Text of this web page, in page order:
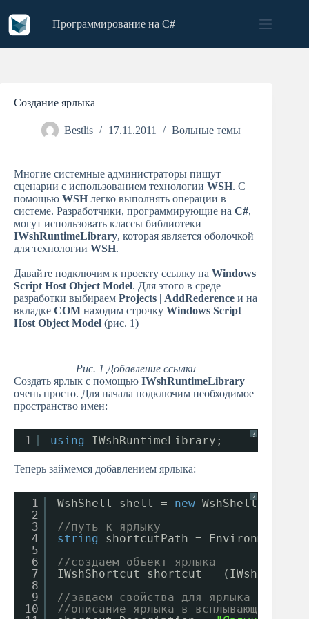
content
Программирование на C#
Создание ярлыка
Bestlis 17.11.2011 Вольные темы
Многие системные администраторы пишут
сценарии с использованием технологии WSH. С
помощью WSH легко выполнять операции в
системе. Разработчики, программирующие на C#,
могут использовать классы библиотеки
IWshRuntimeLibrary, которая является оболочкой
для технологии WSH.
Давайте подключим к проекту ссылку на Windows
Script Host Object Model. Для этого в среде
разработки выбираем Projects | AddRederence и на
вкладке COM находим строчку Windows Script
Host Object Model (рис. 1)
Рис. 1 Добавление ссылки
Создать ярлык с помощью IWshRuntimeLibrary
очень просто. Для начала подключим необходимое
пространство имен:
?
1 using IWshRuntimeLibrary;
Теперь займемся добавлением ярлыка:
?
1
2
3
4
5
6
7
8
9
10
WshShell shell = new WshShell();
//путь к ярлыку
string
shortcutPath =
//создаем объект ярлыка
IWshShortcut shortcut =
//задаем свойства для ярлыка
//описание ярлыка в всплывающей